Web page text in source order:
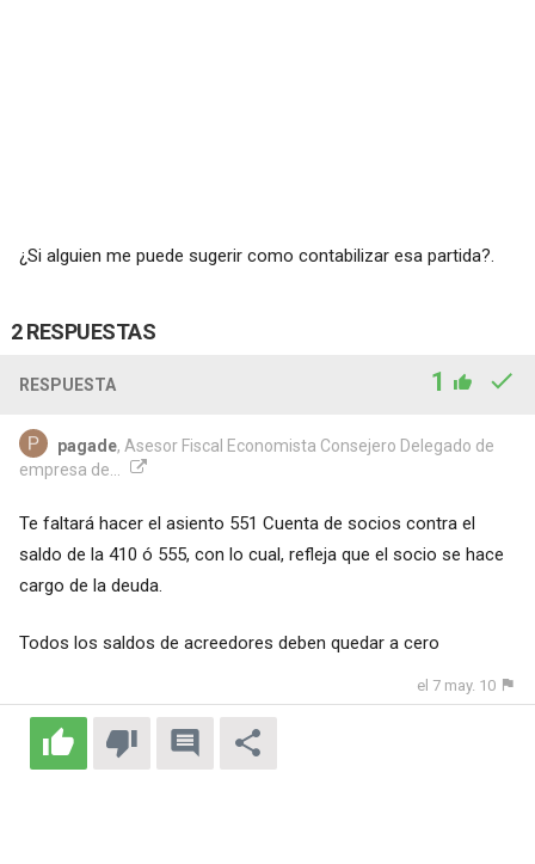
¿Si alguien me puede sugerir como contabilizar esa partida?.
2 RESPUESTAS
RESPUESTA 1
pagade, Asesor Fiscal Economista Consejero Delegado de
empresa de...
Te faltará hacer el asiento 551 Cuenta de socios contra el
saldo de la 410 ó 555, con lo cual, refleja que el socio se hace
cargo de la deuda.
Todos los saldos de acreedores deben quedar a cero
el 7 may. 10